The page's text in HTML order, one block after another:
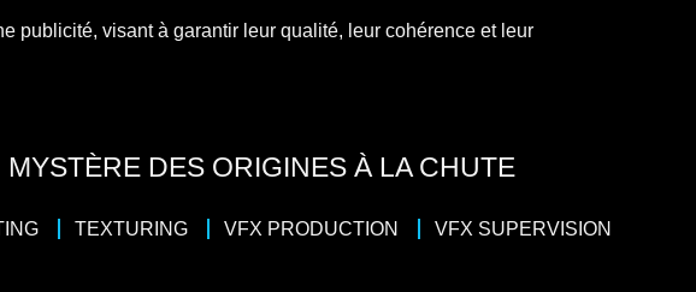
publicité, visant à garantir leur qualité, leur cohérence et leur
DES ORIGINES À LA CHUTE
TEXTURING VFX PRODUCTION VFX SUPERVISION